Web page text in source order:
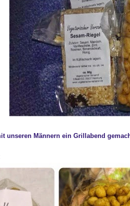
unseren Männern ein Grillabend